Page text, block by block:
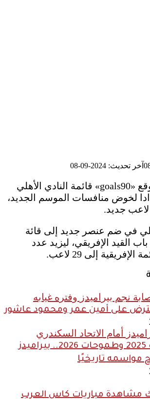
آخر تحديث: 2024-09-08
يستعرض لكم موقع «goals90» قائمة النادي الأهلي
لخوض منافسات الموسم الجديد،
جديد.
في ضم عنصر جديد إلى قائة
القيد الإفريقي، ليزيد عدد
إلى 29 لاعب.
على أمين عمر ومحمود عاشور
بين إنجازات 2025 وطموحات 2026.. بيراميدز
تاريخيًا
مشاهدة مباريات كاس العرب